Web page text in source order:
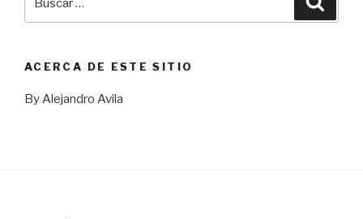
ACERCA DE ESTE SITIO
By Alejandro Avila